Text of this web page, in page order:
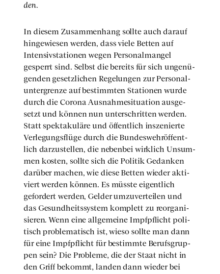
den.
In die­sem Zusam­men­hang soll­te auch dar­auf
hin­ge­wie­sen wer­den, dass vie­le Bet­ten auf
Inten­siv­sta­tio­nen wegen Per­so­nal­man­gel
gesperrt sind. Selbst die bereits für sich unge­nü­
gen­den gesetz­li­chen Rege­lun­gen zur Per­so­nal­
un­ter­gren­ze auf bestimm­ten Sta­tio­nen wur­de
durch die Coro­na Aus­nah­me­si­tua­ti­on aus­ge­
setzt und kön­nen nun unter­schrit­ten wer­den.
Statt spek­ta­ku­lä­re und öffent­lich insze­nier­te
Ver­le­gungs­flü­ge durch die Bun­des­weh­r­öf­fent­
lich dar­zu­stel­len, die neben­bei wirk­lich Unsum­
men kos­ten, soll­te sich die Poli­tik Gedan­ken
dar­über machen, wie die­se Bet­ten wie­der akti­
viert wer­den kön­nen. Es müss­te eigent­lich
gefor­dert wer­den, Gel­der umzu­ver­tei­len und
das Gesund­heits­sys­tem kom­plett zu reor­ga­ni­
sie­ren. Wenn eine all­ge­mei­ne Impf­pflicht poli­
tisch pro­ble­ma­tisch ist, wie­so soll­te man dann
für eine Impf­pflicht für bestimm­te Berufs­grup­
pen sein? Die Pro­ble­me, die der Staat nicht in
den Griff bekommt, lan­den dann wie­der bei